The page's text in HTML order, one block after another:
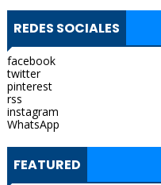
REDES SOCIALES
facebook
twitter
pinterest
rss
instagram
WhatsApp
FEATURED